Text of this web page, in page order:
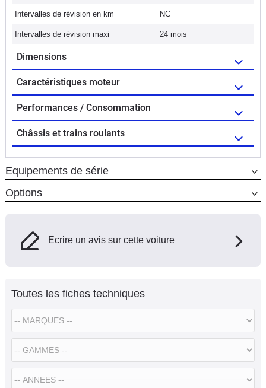
Intervalles de révision en km NC
Intervalles de révision maxi 24 mois
Dimensions
Caractéristiques moteur
Performances / Consommation
Châssis et trains roulants
Equipements de série
Options
Ecrire un avis sur cette voiture
Toutes les fiches techniques